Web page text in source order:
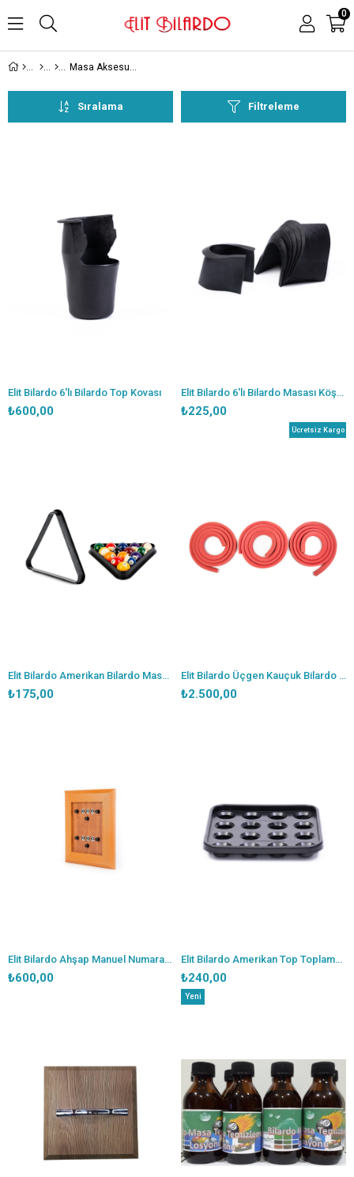
0
Masa Aksesuarları
Filtreleme
Sıralama
Elit Bilardo 6'lı Bilardo Top Kovası
₺600,00
Elit Bilardo 6'lı Bilardo Masası Köşe Lastiği
₺225,00
Elit Bilardo Amerikan Bilardo Masa Plastik Üçgeni
₺175,00
Elit Bilardo Üçgen Kauçuk Bilardo Masa Bandı
₺2.500,00
Ücretsiz Kargo
Elit Bilardo Ahşap Manuel Numaratör
₺600,00
Elit Bilardo Amerikan Top Toplama Kutusu
₺240,00
Yeni